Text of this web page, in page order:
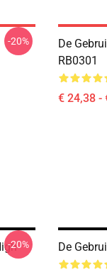
-20%
De
RB0301
€ 24,38 -
-20% De